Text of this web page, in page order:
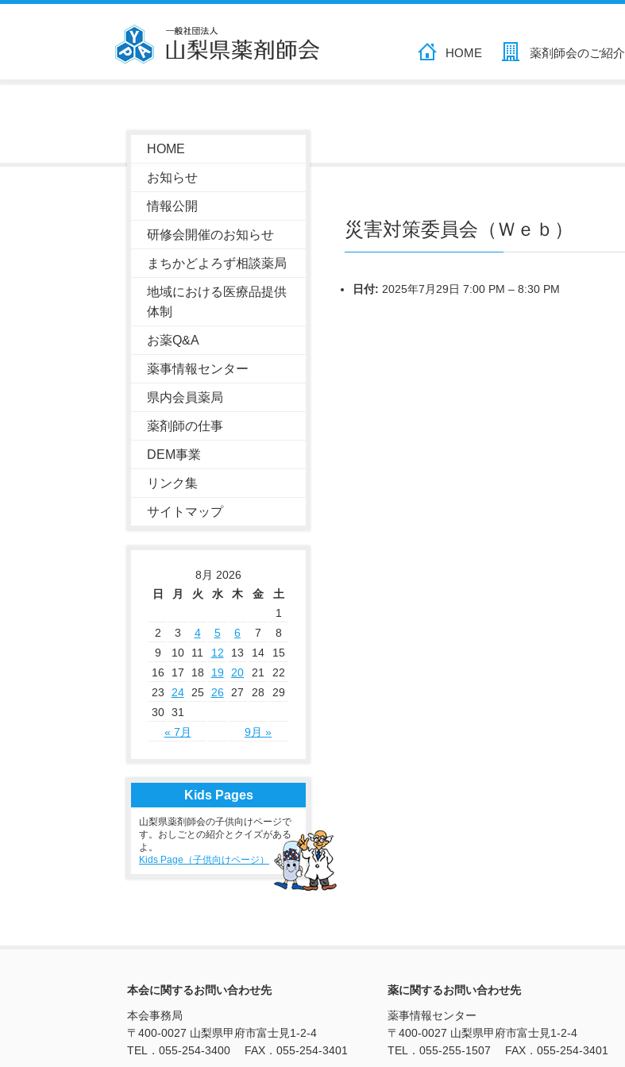
HOME 薬剤師会のご紹介
HOME
お知らせ
情報公開
研修会開催のお知らせ
まちかどよろず相談薬局
地域における医療品提供
体制
お薬Q&A
薬事情報センター
県内会員薬局
薬剤師の仕事
DEM事業
リンク集
サイトマップ
8月 2026
日
月 火 水 木 金
土
1
2
3 4 5 6 7
8
9
10 11 12 13 14
15
16
17 18 19 20 21
22
23
24 25 26 27 28
29
30 31
« 7月
9月 »
Kids Pages
山梨県薬剤師会の子供向けページで
す。おしごとの紹介とクイズがある
よ。
Kids Page（子供向けページ）
災害対策委員会（Ｗｅｂ）
日付: 2025年7月29日 7:00 PM – 8:30 PM
本会に関するお問い合わせ先
本会事務局
〒400-0027 山梨県甲府市富士見1-2-4
TEL．055-254-3400 FAX．055-254-3401
薬に関するお問い合わせ先
薬事情報センター
〒400-0027 山梨県甲府市富士見1-2-4
TEL．055-255-1507 FAX．055-254-3401